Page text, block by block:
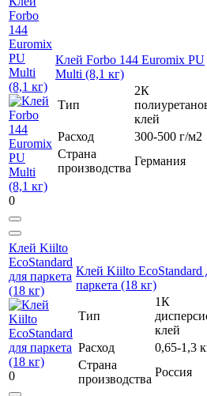
Forbo
144
Euromix
PU
Multi
(8,1 кг)
0
Клей Forbo 144 Euromix PU
Multi (8,1 кг)
Тип
2К
клей
Расход
300-500 г/м2
Страна
производства
Германия
Клей Kiilto
EcoStandard
для паркета
(18 кг)
0
Клей Kiilto EcoStandard
паркета (18 кг)
Тип
1К
клей
Расход
0,65-1,3
Страна
производства
Россия